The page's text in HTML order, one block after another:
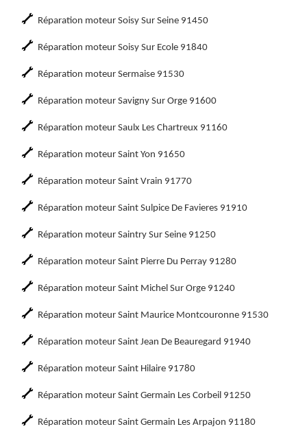
Réparation moteur Soisy Sur Seine 91450
Réparation moteur Soisy Sur Ecole 91840
Réparation moteur Sermaise 91530
Réparation moteur Savigny Sur Orge 91600
Réparation moteur Saulx Les Chartreux 91160
Réparation moteur Saint Yon 91650
Réparation moteur Saint Vrain 91770
Réparation moteur Saint Sulpice De Favieres 91910
Réparation moteur Saintry Sur Seine 91250
Réparation moteur Saint Pierre Du Perray 91280
Réparation moteur Saint Michel Sur Orge 91240
Réparation moteur Saint Maurice Montcouronne 91530
Réparation moteur Saint Jean De Beauregard 91940
Réparation moteur Saint Hilaire 91780
Réparation moteur Saint Germain Les Corbeil 91250
Réparation moteur Saint Germain Les Arpajon 91180